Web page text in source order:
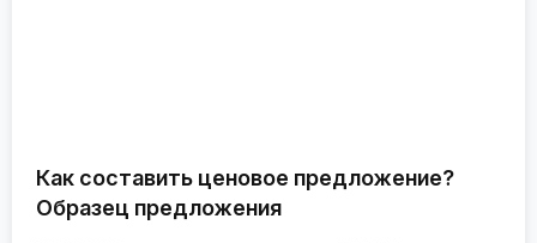
Как составить ценовое предложение?
Образец предложения